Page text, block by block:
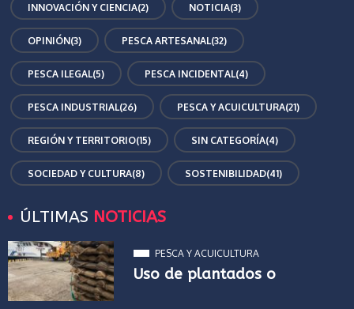
INNOVACIÓN Y CIENCIA(2) NOTICIA(3)
OPINIÓN(3) PESCA ARTESANAL(32)
PESCA ILEGAL(5) PESCA INCIDENTAL(4)
PESCA INDUSTRIAL(26) PESCA Y ACUICULTURA(21)
REGIÓN Y TERRITORIO(15) SIN CATEGORÍA(4)
SOCIEDAD Y CULTURA(8) SOSTENIBILIDAD(41)
ÚLTIMAS NOTICIAS
PESCA Y ACUICULTURA
Uso de plantados o